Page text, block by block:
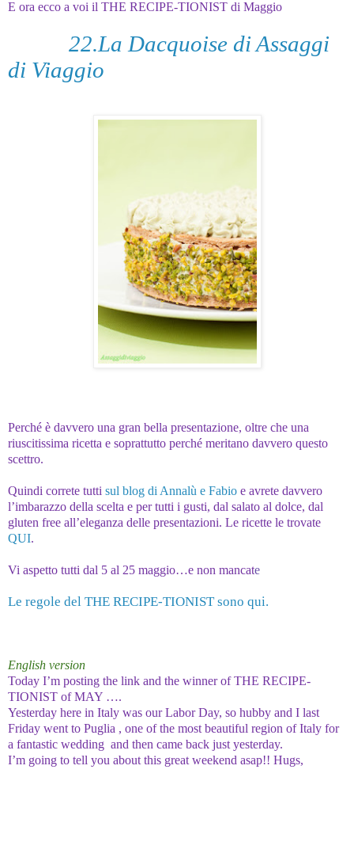
E ora ecco a voi il THE RECIPE-TIONIST di Maggio
22.La Dacquoise di Assaggi
di Viaggio
Perché è davvero una gran bella presentazione, oltre che una
riuscitissima ricetta e soprattutto perché meritano davvero questo
scettro.
Quindi correte tutti sul blog di Annalù e Fabio e avrete davvero
l’imbarazzo della scelta e per tutti i gusti, dal salato al dolce, dal
gluten free all’eleganza delle presentazioni. Le ricette le trovate
QUI.
Vi aspetto tutti dal 5 al 25 maggio…e non mancate
Le regole del THE RECIPE-TIONIST sono qui.
English version
Today I’m posting the link and the winner of THE RECIPE-
TIONIST of MAY ….
Yesterday here in Italy was our Labor Day, so hubby and I last
Friday went to Puglia , one of the most beautiful region of Italy for
a fantastic wedding and then came back just yesterday.
I’m going to tell you about this great weekend asap!! Hugs,